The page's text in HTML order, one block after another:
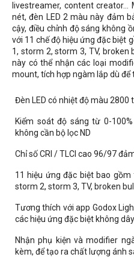
livestreamer, content
nét, đèn LED 2 màu này đảm
cậy, điều chỉnh độ sáng không
với 11 chế độ hiệu ứng đặc biệt
1, storm 2, storm 3, TV, broken
này có thể nhận các loại
mount, tích hợp ngàm lắp dù để
Đèn LED có nhiệt độ màu 2800
Kiểm soát độ sáng từ 0-
không cần bộ lọc ND
Chỉ số CRI / TLCI cao 96/97
11 hiệu ứng đặc biệt bao
storm 2, storm 3, TV, broken
Tương thích với app Godox
các hiệu ứng đặc biệt không dây
Nhận phụ kiện và modifier
kèm, để tạo ra chất lượng ánh